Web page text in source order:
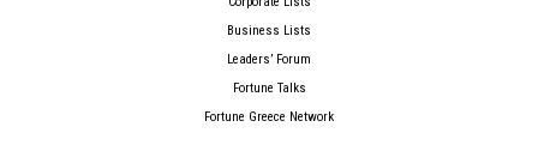
Business Lists
Leaders’ Forum
Fortune Talks
Fortune Greece Network